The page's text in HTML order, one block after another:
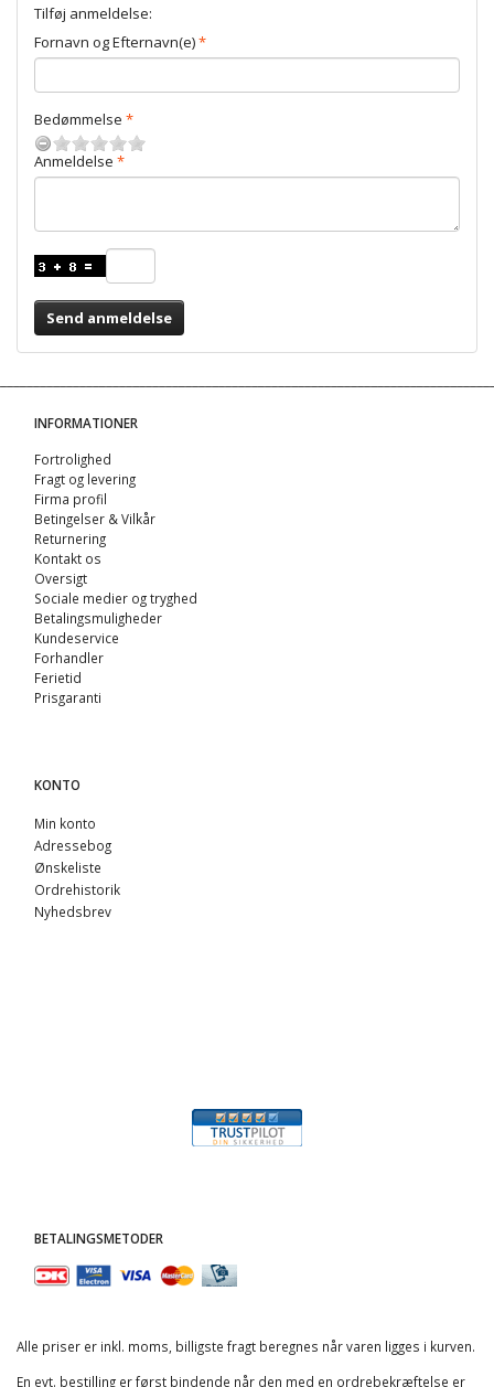
Tilføj anmeldelse:
Fornavn og Efternavn(e)
Bedømmelse
Anmeldelse
Send anmeldelse
INFORMATIONER
Fortrolighed
Fragt og levering
Firma profil
Betingelser & Vilkår
Returnering
Kontakt os
Oversigt
Sociale medier og tryghed
Betalingsmuligheder
Kundeservice
Forhandler
Ferietid
Prisgaranti
KONTO
Min konto
Adressebog
Ønskeliste
Ordrehistorik
Nyhedsbrev
BETALINGSMETODER
Alle priser er inkl. moms, billigste fragt beregnes når varen ligges i kurven.
En evt. bestilling er først bindende når den med en ordrebekræftelse er